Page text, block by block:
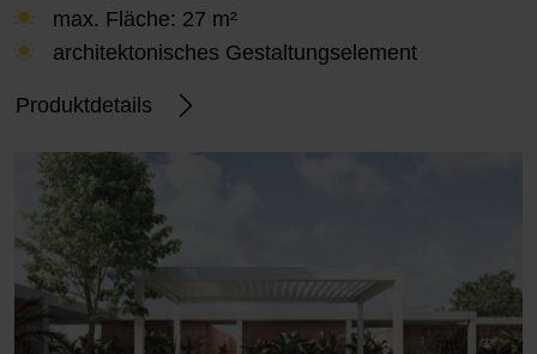
max. Fläche: 27 m²
architektonisches Gestaltungselement
Produktdetails